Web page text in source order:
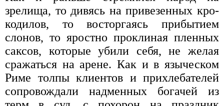
зрелища, то дивясь на привезенных кро-
кодилов, то восторгаясь прибытием
слонов, то яростно проклиная пленных
саксов, которые убили себя, не желая
сражаться на арене. Как и в языческом
Риме толпы клиентов и прихлебателей
сопровождали надменных богачей из